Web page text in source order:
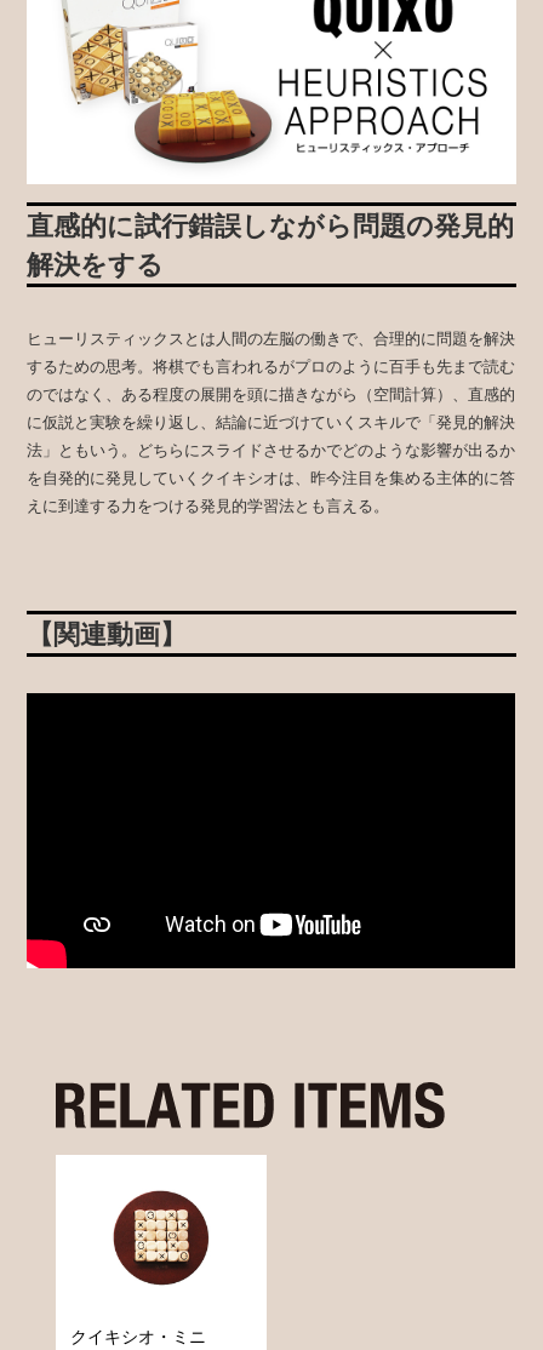
直感的に試行錯誤しながら問題の発見的
解決をする
ヒューリスティックスとは人間の左脳の働きで、合理的に問題を解決
するための思考。将棋でも言われるがプロのように百手も先まで読む
のではなく、ある程度の展開を頭に描きながら（空間計算）、直感的
に仮説と実験を繰り返し、結論に近づけていくスキルで「発見的解決
法」ともいう。どちらにスライドさせるかでどのような影響が出るか
を自発的に発見していくクイキシオは、昨今注目を集める主体的に答
えに到達する力をつける発見的学習法とも言える。
【関連動画】
クイキシオ・ミニ